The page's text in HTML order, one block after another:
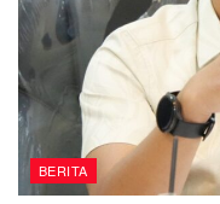
BERITA